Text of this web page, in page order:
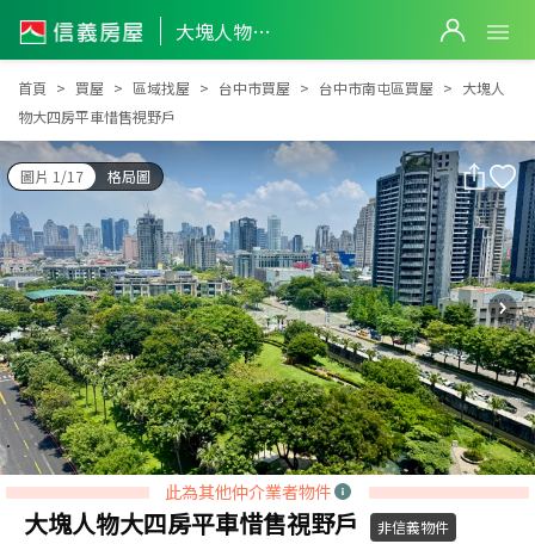
大塊人物大四房平車惜售視野戶
大塊人物大四房平車惜售視野戶
首頁 買屋 區域找屋 台中市買屋 台中市南屯區買屋
大塊人
物大四房平車惜售視野戶
圖片 1/17 格局圖
此為其他仲介業者物件
大塊人物大四房平車惜售視野戶 非信義物件